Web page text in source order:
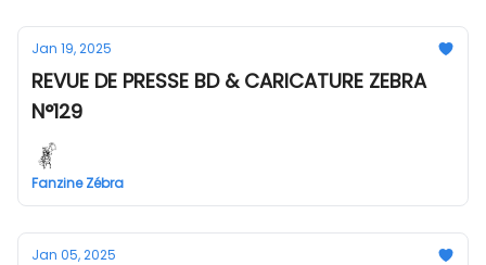
Jan 19, 2025
REVUE DE PRESSE BD & CARICATURE ZEBRA
N°129
Fanzine Zébra
Jan 05, 2025